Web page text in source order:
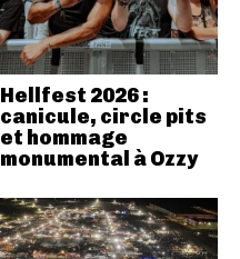
Hellfest 2026 :
canicule, circle pits
et hommage
monumental à Ozzy